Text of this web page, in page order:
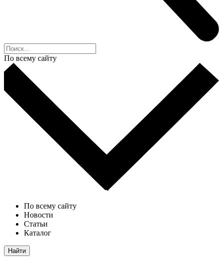
По всему сайту
По всему сайту
Новости
Статьи
Каталог
Найти